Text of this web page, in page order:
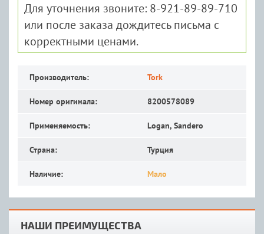
Для уточнения звоните: 8-921-89-89-710
или после заказа дождитесь письма с
корректными ценами.
Производитель: Tork
Номер оригинала: 8200578089
Применяемость: Logan, Sandero
Страна: Турция
Наличие: Мало
НАШИ ПРЕИМУЩЕСТВА